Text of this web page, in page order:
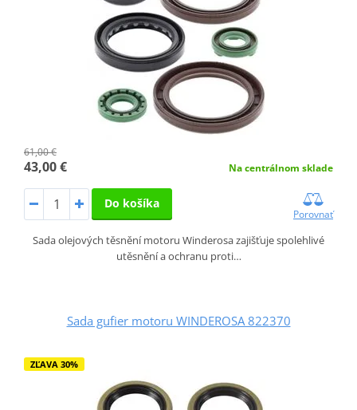
61,00 €
43,00 € Na centrálnom sklade
Do košíka
Porovnať
Sada olejových těsnění motoru Winderosa zajišťuje spolehlivé
utěsnění a ochranu proti…
Sada gufier motoru WINDEROSA 822370
ZĽAVA 30%